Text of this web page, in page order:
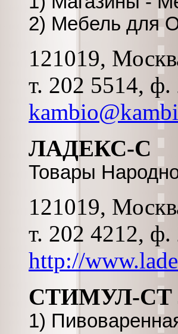
2) Мебель для
121019,
т. 202 5514,
ЛАДЕКС-С
Товары
121019,
т. 202 4212,
http://
СТИМУЛ-СТ
1)